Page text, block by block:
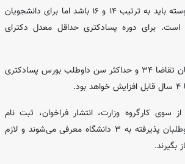
حداقل معدل دروس کارشناسی و کارشناسی ارشد ناپیوسته باید به ترتیب ۱۴ و ۱۶ باشد اما برای دانشجویان
برای دوره پسادکتری حداقل معدل دکترای
حداکثر سن داوطلب بورس سال آخر دوره دکتری در زمان تقاضا ۳۴ و حداکثر سن داوطلب بورس پسادکتری
سوی کارگروه وزارت، انتشار فراخوان، ثبت نام
داوطلبان، مصاحبه علمی و ارزیابی داوطلبان است. داوطلبان پذیرفته به ۳ دانشگاه معرفی می‌شوند و لازم
بگیرند.